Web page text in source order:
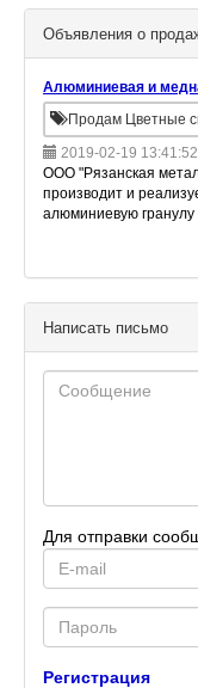
Объявления о
Алюминиевая и
Продам Цветные
2019-02-19 13:41:52
ООО "Рязанская
производит и
алюминиевую
Написать письмо
Для отправки
mail
Password
Регистрация